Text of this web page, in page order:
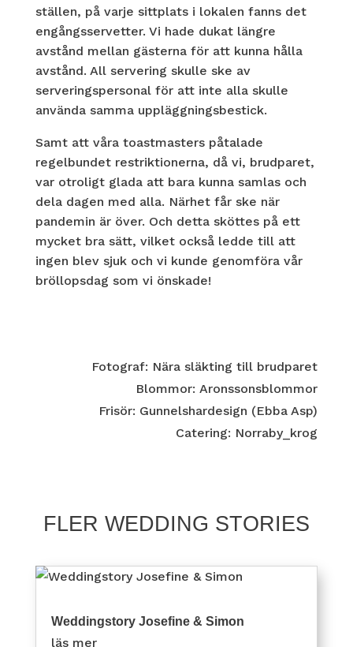
ställen, på varje sittplats i lokalen fanns det
engångsservetter. Vi hade dukat längre
avstånd mellan gästerna för att kunna hålla
avstånd. All servering skulle ske av
serveringspersonal för att inte alla skulle
använda samma uppläggningsbestick.
Samt att våra toastmasters påtalade
regelbundet restriktionerna, då vi, brudparet,
var otroligt glada att bara kunna samlas och
dela dagen med alla. Närhet får ske när
pandemin är över. Och detta sköttes på ett
mycket bra sätt, vilket också ledde till att
ingen blev sjuk och vi kunde genomföra vår
bröllopsdag som vi önskade!
Fotograf: Nära släkting till brudparet
Blommor: Aronssonsblommor
Frisör: Gunnelshardesign (Ebba Asp)
Catering: Norraby_krog
FLER WEDDING STORIES
Weddingstory Josefine & Simon
läs mer